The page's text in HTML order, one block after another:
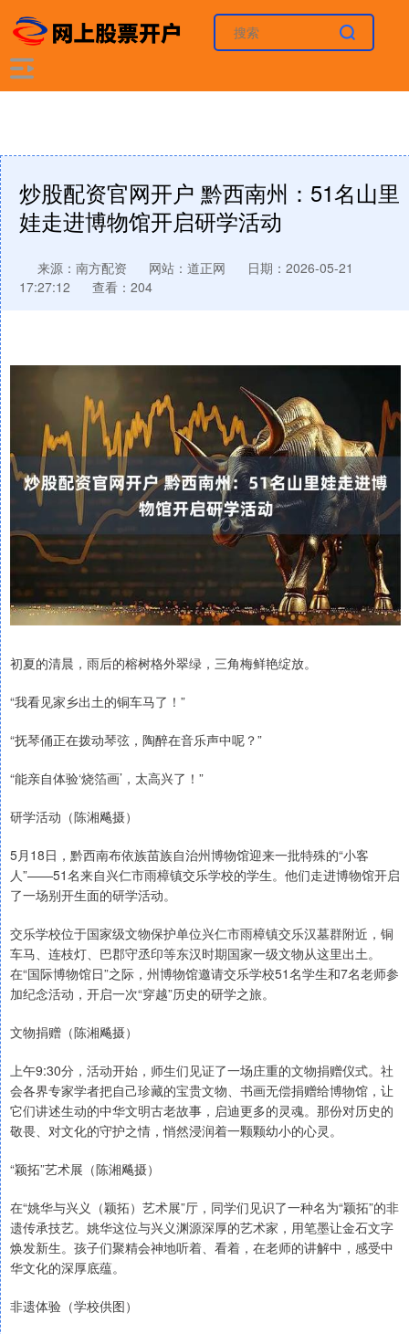
炒股配资官网开户 黔西南州：51名山里
娃走进博物馆开启研学活动
来源：南方配资 网站：道正网
日期：2026-05-21
17:27:12
查看：204
初夏的清晨，雨后的榕树格外翠绿，三角梅鲜艳绽放。
“我看见家乡出土的铜车马了！”
“抚琴俑正在拨动琴弦，陶醉在音乐声中呢？”
“能亲自体验‘烧箔画’，太高兴了！”
研学活动（陈湘飚摄）
5月18日，黔西南布依族苗族自治州博物馆迎来一批特殊的“小客
人”——51名来自兴仁市雨樟镇交乐学校的学生。他们走进博物馆开启
了一场别开生面的研学活动。
交乐学校位于国家级文物保护单位兴仁市雨樟镇交乐汉墓群附近，铜
车马、连枝灯、巴郡守丞印等东汉时期国家一级文物从这里出土。
在“国际博物馆日”之际，州博物馆邀请交乐学校51名学生和7名老师参
加纪念活动，开启一次“穿越”历史的研学之旅。
文物捐赠（陈湘飚摄）
上午9:30分，活动开始，师生们见证了一场庄重的文物捐赠仪式。社
会各界专家学者把自己珍藏的宝贵文物、书画无偿捐赠给博物馆，让
它们讲述生动的中华文明古老故事，启迪更多的灵魂。那份对历史的
敬畏、对文化的守护之情，悄然浸润着一颗颗幼小的心灵。
“颖拓”艺术展（陈湘飚摄）
在“姚华与兴义（颖拓）艺术展”厅，同学们见识了一种名为“颖拓”的非
遗传承技艺。姚华这位与兴义渊源深厚的艺术家，用笔墨让金石文字
焕发新生。孩子们聚精会神地听着、看着，在老师的讲解中，感受中
华文化的深厚底蕴。
非遗体验（学校供图）